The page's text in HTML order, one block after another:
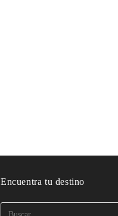
Encuentra tu destino